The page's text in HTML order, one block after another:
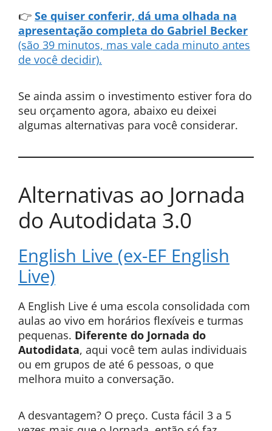
👉 Se quiser conferir, dá uma olhada na
apresentação completa do Gabriel Becker
(são 39 minutos, mas vale cada minuto antes
de você decidir).
Se ainda assim o investimento estiver fora do
seu orçamento agora, abaixo eu deixei
algumas alternativas para você considerar.
Alternativas ao Jornada
do Autodidata 3.0
English Live (ex-EF English
Live)
A English Live é uma escola consolidada com
aulas ao vivo em horários flexíveis e turmas
pequenas. Diferente do Jornada do
Autodidata, aqui você tem aulas individuais
ou em grupos de até 6 pessoas, o que
melhora muito a conversação.
A desvantagem? O preço. Custa fácil 3 a 5